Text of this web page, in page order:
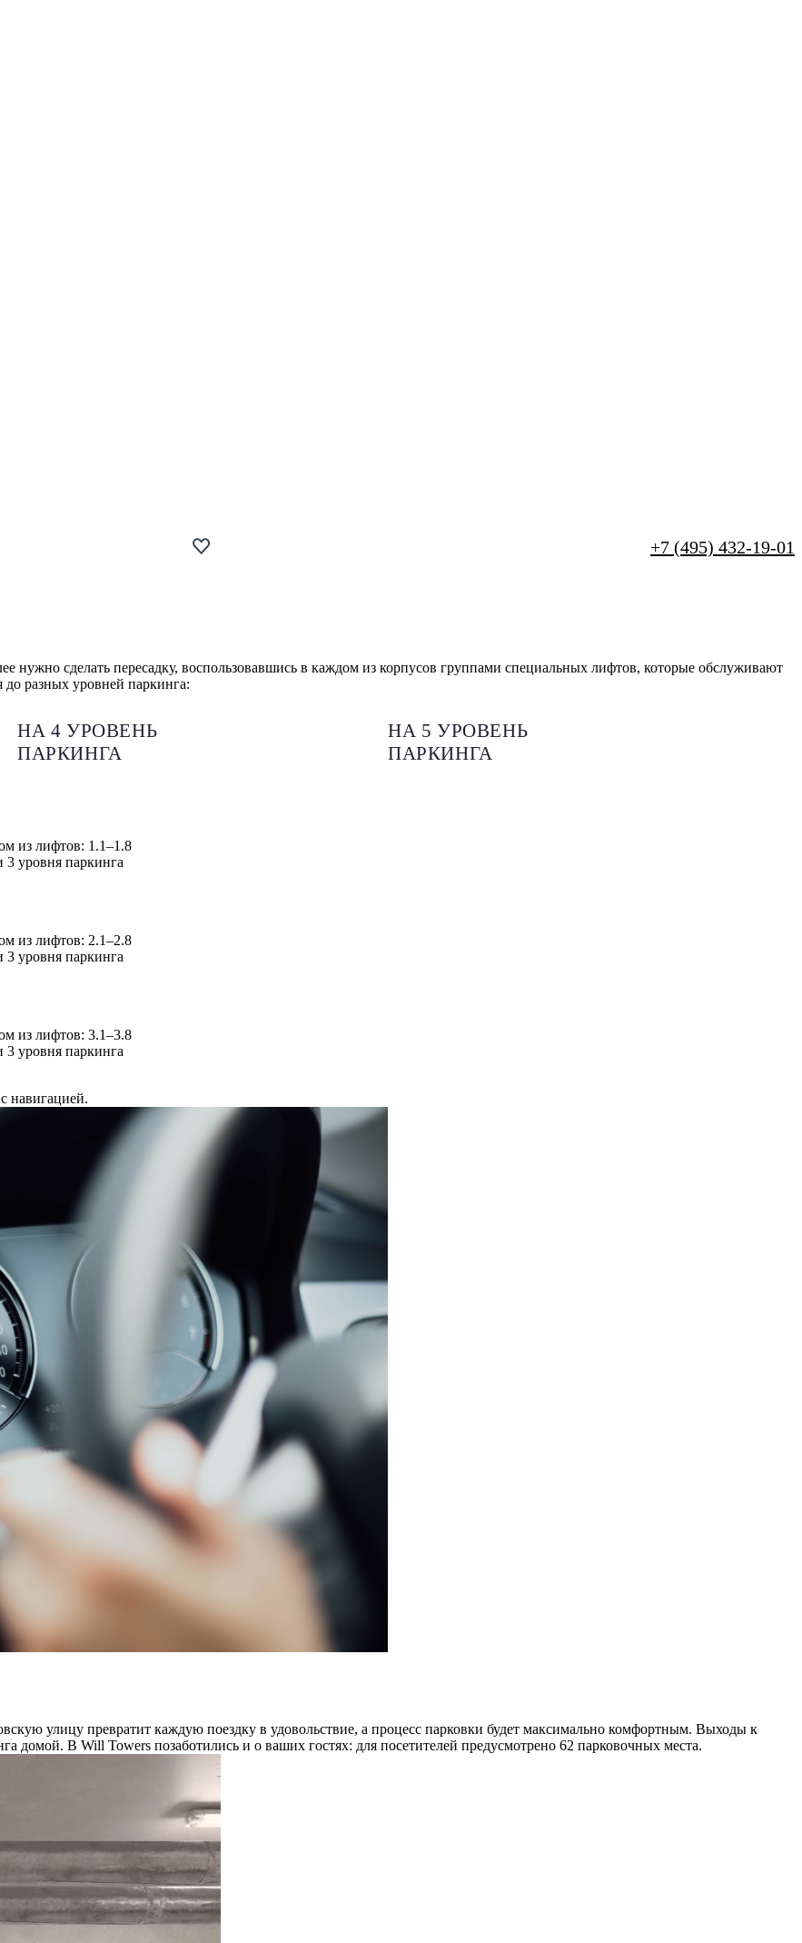
+7 (495) 432-19-01
нужно сделать пересадку, воспользовавшись в каждом из корпусов группами специальных лифтов, которые обслуживают
до разных уровней паркинга:
НА 4 УРОВЕНЬ
ПАРКИНГА
НА 5 УРОВЕНЬ
ПАРКИНГА
из лифтов: 1.1–1.8
3 уровня паркинга
из лифтов: 2.1–2.8
3 уровня паркинга
из лифтов: 3.1–3.8
3 уровня паркинга
навигацией.
улицу превратит каждую поездку в удовольствие, а процесс парковки будет максимально комфортным. Выходы к
домой. В Will Towers позаботились и о ваших гостях: для посетителей предусмотрено 62 парковочных места.